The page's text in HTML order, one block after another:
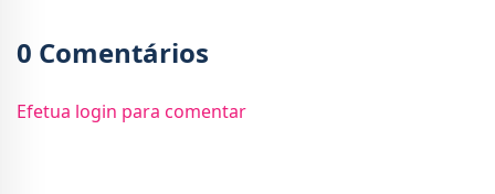
0 Comentários
Efetua login para comentar